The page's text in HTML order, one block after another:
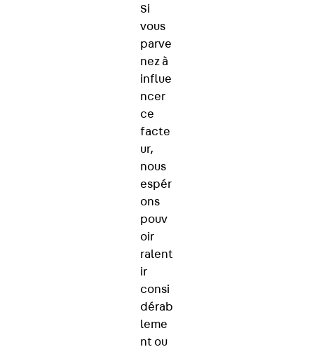
Si
vous
parve
nez à
influe
ncer
ce
facte
ur,
nous
espér
ons
pouv
oir
ralent
ir
consi
dérab
leme
nt ou